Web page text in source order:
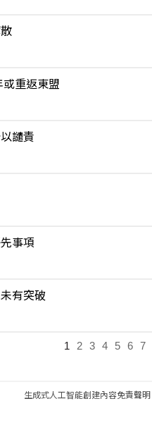
重返東盟
譴責
事項
有突破
1 2 3 4 5 6 7
生成式人工智能創建內容免責聲明